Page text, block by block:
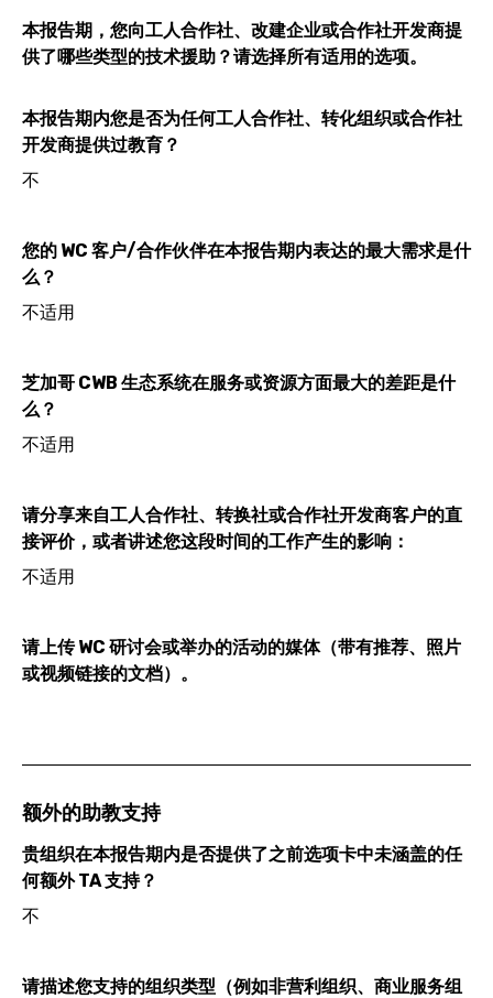
本报告期，您向工人合作社、改建企业或合作社开发商提
供了哪些类型的技术援助？请选择所有适用的选项。
本报告期内您是否为任何工人合作社、转化组织或合作社
开发商提供过教育？
不
您的 WC 客户/合作伙伴在本报告期内表达的最大需求是什
么？
不适用
芝加哥 CWB 生态系统在服务或资源方面最大的差距是什
么？
不适用
请分享来自工人合作社、转换社或合作社开发商客户的直
接评价，或者讲述您这段时间的工作产生的影响：
不适用
请上传 WC 研讨会或举办的活动的媒体（带有推荐、照片
或视频链接的文档）。
额外的助教支持
贵组织在本报告期内是否提供了之前选项卡中未涵盖的任
何额外 TA 支持？
不
请描述您支持的组织类型（例如非营利组织、商业服务组